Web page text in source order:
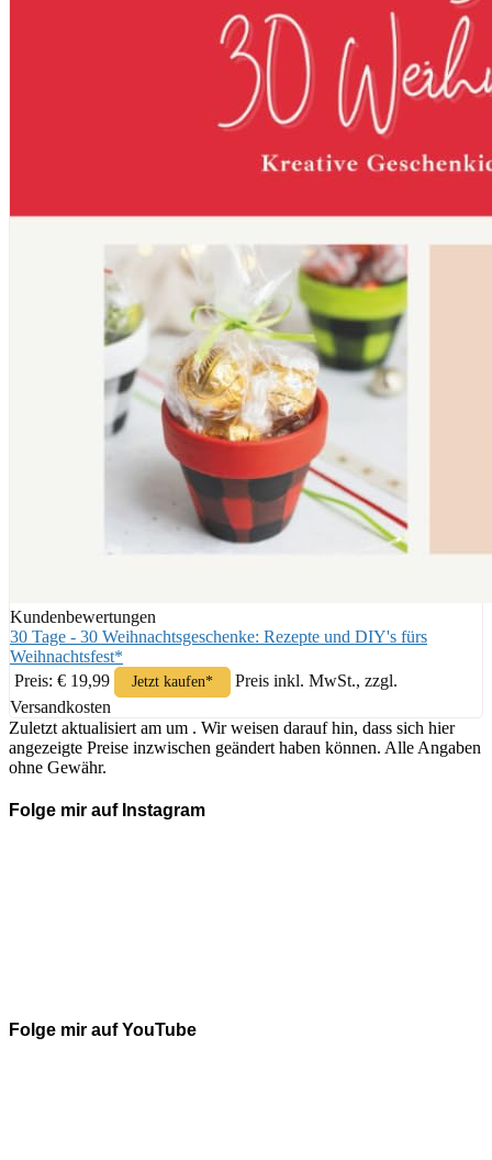
Kundenbewertungen
30 Tage - 30 Weihnachtsgeschenke: Rezepte und DIY's fürs
Weihnachtsfest*
Preis: € 19,99
Jetzt kaufen*
Preis inkl. MwSt., zzgl.
Versandkosten
Zuletzt aktualisiert am um . Wir weisen darauf hin, dass sich hier
angezeigte Preise inzwischen geändert haben können. Alle Angaben
ohne Gewähr.
Folge mir auf Instagram
Folge mir auf YouTube